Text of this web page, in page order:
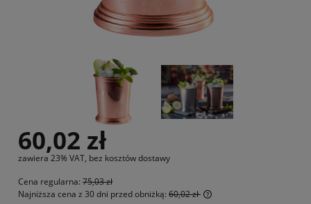
60,02 zł
zawiera 23% VAT, bez kosztów dostawy
Cena regularna: 75,03 zł
Najniższa cena z 30 dni przed obniżką: 60,02 zł